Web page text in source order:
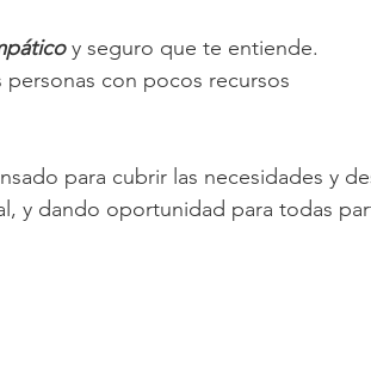
y seguro que te entiende.
con pocos recursos
para cubrir las necesidades y
y dando oportunidad para todas